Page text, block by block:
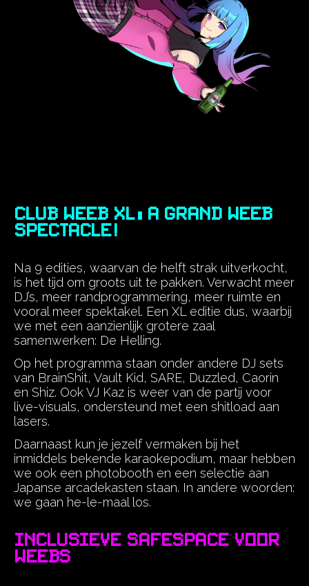
Club Weeb XL: A Grand Weeb
Spectacle!
Na 9 edities, waarvan de helft strak uitverkocht,
is het tijd om groots uit te pakken. Verwacht meer
DJ’s, meer randprogrammering, meer ruimte en
vooral meer spektakel. Een XL editie dus, waarbij
we met een aanzienlijk grotere zaal
samenwerken: De Helling.
Op het programma staan onder andere DJ sets
van BrainShit, Vault Kid, SARE, Duzzled, Caorin
en Shiz. Ook VJ Kaz is weer van de partij voor
live-visuals, ondersteund met een shitload aan
lasers.
Daarnaast kun je jezelf vermaken bij het
inmiddels bekende karaokepodium, maar hebben
we ook een photobooth en een selectie aan
Japanse arcadekasten staan. In andere woorden:
we gaan he-le-maal los.
Inclusieve safespace voor
weebs